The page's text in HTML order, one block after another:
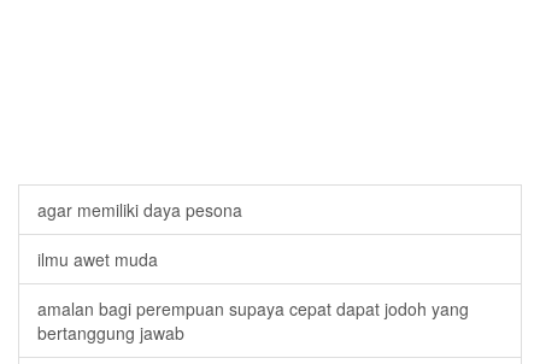
agar memiliki daya pesona
ilmu awet muda
amalan bagi perempuan supaya cepat dapat jodoh yang
bertanggung jawab